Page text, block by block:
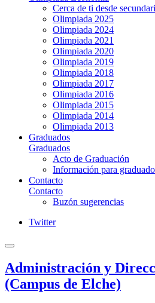
Cerca de ti desde
Olimpiada 2025
Olimpiada 2024
Olimpiada 2021
Olimpiada 2020
Olimpiada 2019
Olimpiada 2018
Olimpiada 2017
Olimpiada 2016
Olimpiada 2015
Olimpiada 2014
Olimpiada 2013
Graduados
Graduados
Acto de Graduación
Información para
Contacto
Contacto
Buzón sugerencias
Twitter
Administración y
(Campus de Elche)